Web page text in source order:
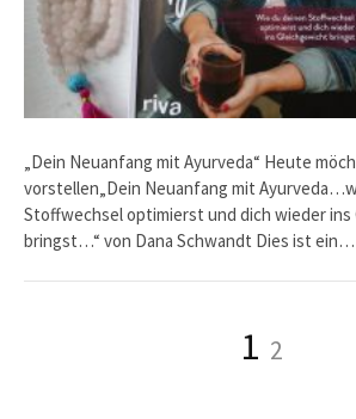
„Dein Neuanfang mit Ayurveda“ Heute
vorstellen„Dein Neuanfang mit
Stoffwechsel optimierst und dich wieder ins
bringst…“ von Dana Schwandt Dies ist ein…
SeitennummerierungSeite
1 Seite
2